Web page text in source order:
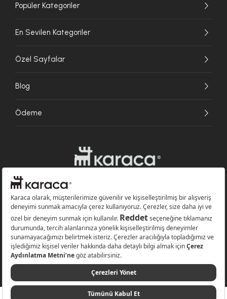
Popüler Kategoriler
En Sevilen Kategoriler
Özel Sayfalar
Blog
Ödeme
Websitesinde kullanılan bazı görseller yapay zekâ (AI) ile üretilmiştir.
Karaca.com © 2026 - Karaca Züccaciye A.Ş. Tüm hakları saklıdır.